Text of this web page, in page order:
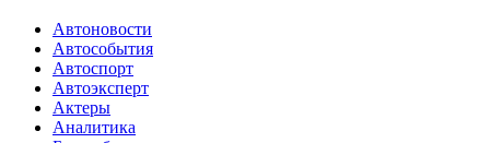
Автоновости
Автособытия
Автоспорт
Автоэксперт
Актеры
Аналитика